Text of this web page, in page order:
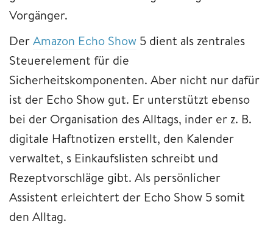
Vorgänger.
DerAmazon Echo Show 5 dient als zentrales
Steuerelement für die
Sicherheitskomponenten. Aber nicht nur dafür
ist der Echo Show gut. Er unterstützt ebenso
bei der Organisation des Alltags, inder er z. B.
digitale Haftnotizen erstellt, den Kalender
verwaltet, s Einkaufslisten schreibt und
Rezeptvorschläge gibt. Als persönlicher
Assistent erleichtert der Echo Show 5 somit
den Alltag.